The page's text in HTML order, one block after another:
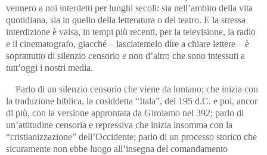
vennero a noi interdetti per lunghi secoli: sia nell’ambito della vita
quotidiana, sia in quello della letteratura o del teatro. E la stressa
interdizione è valsa, in tempi più recenti, per la televisione, la radio
e il cinematografo, giacché – lasciatemelo dire a chiare lettere – è
soprattutto di silenzio censorio e non d’altro che sono intessuti a
tutt’oggi i nostri media.
Parlo di un silenzio censorio che viene da lontano; che inizia con
la traduzione biblica, la cosiddetta “Itala”, del 195 d.C. e poi, ancor
di più, con la versione approntata da Girolamo nel 392; parlo di
un’attitudine censoria e repressiva che inizia insomma con la
“cristianizzazione” dell’Occidente; parlo di un processo storico che
sicuramente non ebbe luogo all’insegna del comandamento